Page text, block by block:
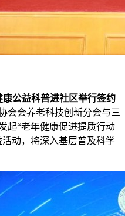
公益科普进社区举行签约
会会养老科技创新分会与三
起“老年健康促进提质行动
动，将深入基层普及科学